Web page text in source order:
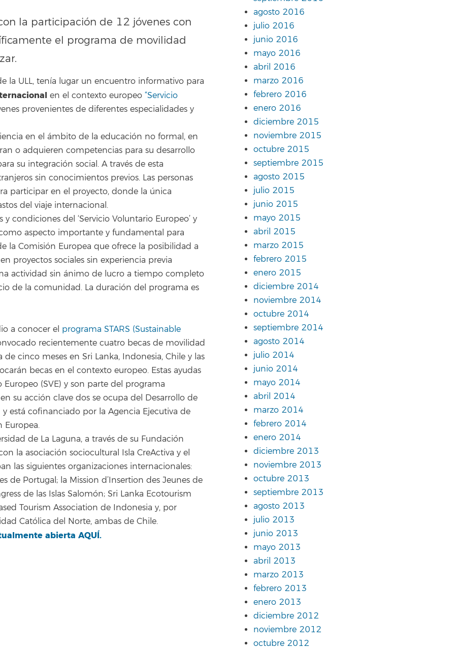
la participación de 12 jóvenes con
el programa de movilidad
la ULL, tenía lugar un encuentro informativo para
en el contexto europeo “Servicio
provenientes de diferentes especialidades y
en el ámbito de la educación no formal, en
o adquieren competencias para su desarrollo
su integración social. A través de esta
sin conocimientos previos. Las personas
participar en el proyecto, donde la única
del viaje internacional.
condiciones del ‘Servicio Voluntario Europeo’ y
aspecto importante y fundamental para
la Comisión Europea que ofrece la posibilidad a
proyectos sociales sin experiencia previa
actividad sin ánimo de lucro a tiempo completo
de la comunidad. La duración del programa es
a conocer el programa STARS (Sustainable
recientemente cuatro becas de movilidad
cinco meses en Sri Lanka, Indonesia, Chile y las
becas en el contexto europeo. Estas ayudas
(SVE) y son parte del programa
su acción clave dos se ocupa del Desarrollo de
está cofinanciado por la Agencia Ejecutiva de
Europea.
de La Laguna, a través de su Fundación
la asociación sociocultural Isla CreActiva y el
las siguientes organizaciones internacionales:
de Portugal; la Mission d’Insertion des Jeunes de
de las Islas Salomón; Sri Lanka Ecotourism
Tourism Association de Indonesia y, por
Católica del Norte, ambas de Chile.
abierta AQUÍ.
agosto 2016
julio 2016
junio 2016
mayo 2016
abril 2016
marzo 2016
febrero 2016
enero 2016
diciembre 2015
noviembre 2015
octubre 2015
septiembre 2015
agosto 2015
julio 2015
junio 2015
mayo 2015
abril 2015
marzo 2015
febrero 2015
enero 2015
diciembre 2014
noviembre 2014
octubre 2014
septiembre 2014
agosto 2014
julio 2014
junio 2014
mayo 2014
abril 2014
marzo 2014
febrero 2014
enero 2014
diciembre 2013
noviembre 2013
octubre 2013
septiembre 2013
agosto 2013
julio 2013
junio 2013
mayo 2013
abril 2013
marzo 2013
febrero 2013
enero 2013
diciembre 2012
noviembre 2012
octubre 2012